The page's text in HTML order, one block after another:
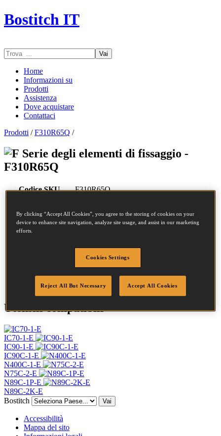
Bostitch IT
Vai
Home
Informazioni su
Prodotti
Assistenza
Dove acquistare
Contattaci
Prodotti /F310R65Q /
Serie degli elementi di fissaggio -
F310R65Q
Codice SKU
F310R65Q
Diametro
3.1 mm
Testa
7.2 mm
Lunghezza
Brillante
5400
DoP
DOP-EU_31_RRB
Utensili compatibili
IC70-1-E
IC90-1-E
IC90C-1-E
N400C-1-E
N75C-2-E
N89C-1P-E
N89C-2K-E
Bostitch
Vai
Accessibilità
Mappa del sito
By clicking “Accept All Cookies”, you agree to the storing of cookies on your
device to enhance site navigation, analyze site usage, and assist in our marketing
efforts.
Cookies Settings
Reject All But Necessary Accept All Cookies